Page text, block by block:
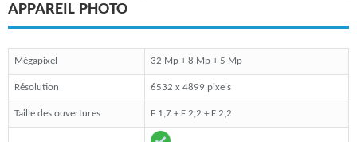
APPAREIL PHOTO
Mégapixel 32 Mp + 8 Mp + 5 Mp
Résolution 6532 x 4899 pixels
Taille des ouvertures F 1,7 + F 2,2 + F 2,2